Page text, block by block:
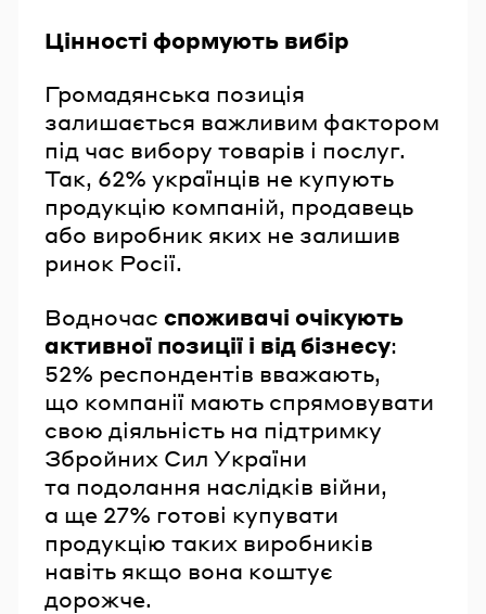
Цінності формують вибір
Громадянська позиція
залишається важливим фактором
під час вибору товарів і послуг.
Так, 62% українців не купують
продукцію компаній, продавець
або виробник яких не залишив
ринок Росії.
Водночас споживачі очікують
активної позиції і від бізнесу:
52% респондентів вважають,
що компанії мають спрямовувати
свою діяльність на підтримку
Збройних Сил України
та подолання наслідків війни,
а ще 27% готові купувати
продукцію таких виробників
навіть якщо вона коштує
дорожче.